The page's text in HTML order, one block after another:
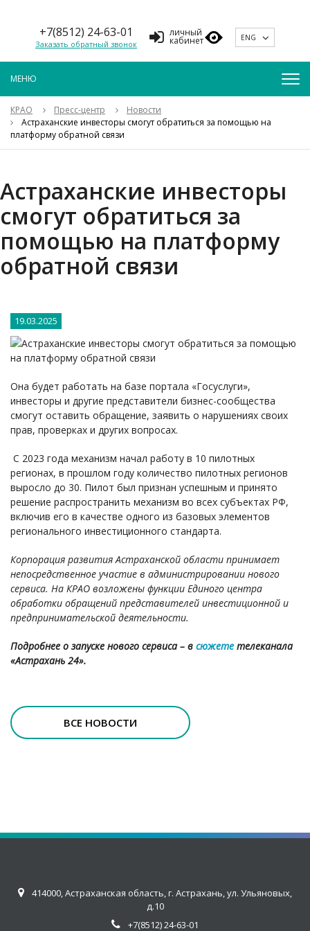
+7(8512) 24-63-01
Заказать обратный звонок
личный
кабинет ENG
КРАО Пресс-центр
Новости
Астраханские инвесторы смогут обратиться за помощью на
платформу обратной связи
Астраханские инвесторы
смогут обратиться за
помощью на платформу
обратной связи
19.03.2025
Она будет работать на базе портала «Госуслуги»,
инвесторы и другие представители бизнес-сообщества
смогут оставить обращение, заявить о нарушениях своих
прав, проверках и других вопросах.
С 2023 года механизм начал работу в 10 пилотных
регионах, в прошлом году количество пилотных регионов
выросло до 30. Пилот был признан успешным и принято
решение распространить механизм во всех субъектах РФ,
включив его в качестве одного из базовых элементов
регионального инвестиционного стандарта.
Корпорация развития Астраханской области принимает
непосредственное участие в администрировании нового
сервиса. На КРАО возложены функции Единого центра
обработки обращений представителей инвестиционной и
предпринимательской деятельности.
Подробнее о запуске нового сервиса – в сюжете телеканала
«Астрахань 24».
ВСЕ НОВОСТИ
414000, Астраханская область, г. Астрахань, ул. Ульяновых,
д.10
+7(8512) 24-63-01